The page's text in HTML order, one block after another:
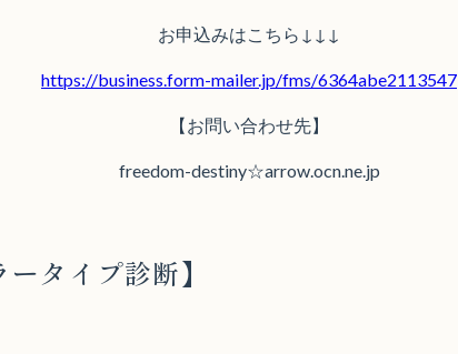
お申込みはこちら↓↓↓
https://business.form-mailer.jp/fms/6364abe2113547
【お問い合わせ先】
freedom-destiny☆arrow.ocn.ne.jp
タイプ診断】